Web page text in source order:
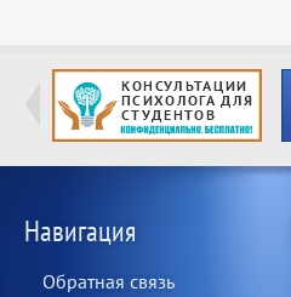
Навигация
Обратная связь